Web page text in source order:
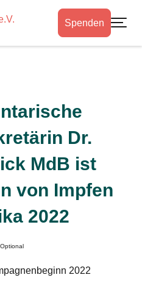
Spenden
Dr.
MdB ist
von Impfen
2022
Optional
2022